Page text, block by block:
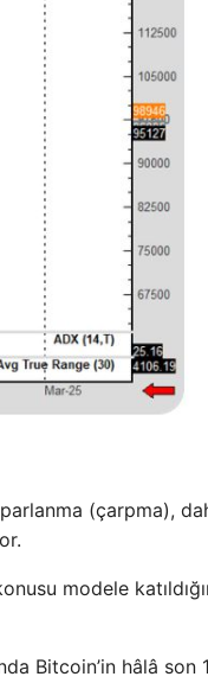
(çarpma),
modele
Bitcoin’in hâlâ son